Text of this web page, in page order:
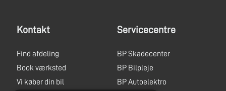
Kontakt
Find afdeling
Book værksted
Vi køber din bil
Servicecentre
BP Skadecenter
BP Bilpleje
BP Autoelektro